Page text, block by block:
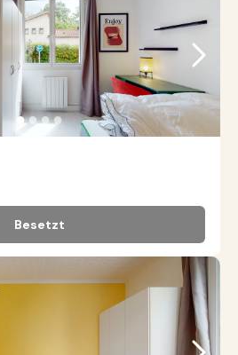
●●●●
Besetzt